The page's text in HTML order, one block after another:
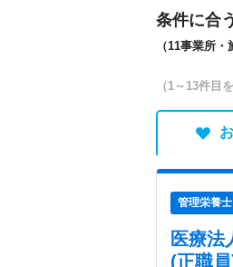
条件に合
（11事業所
（1～13件目
管理栄養士
医療法
(正職